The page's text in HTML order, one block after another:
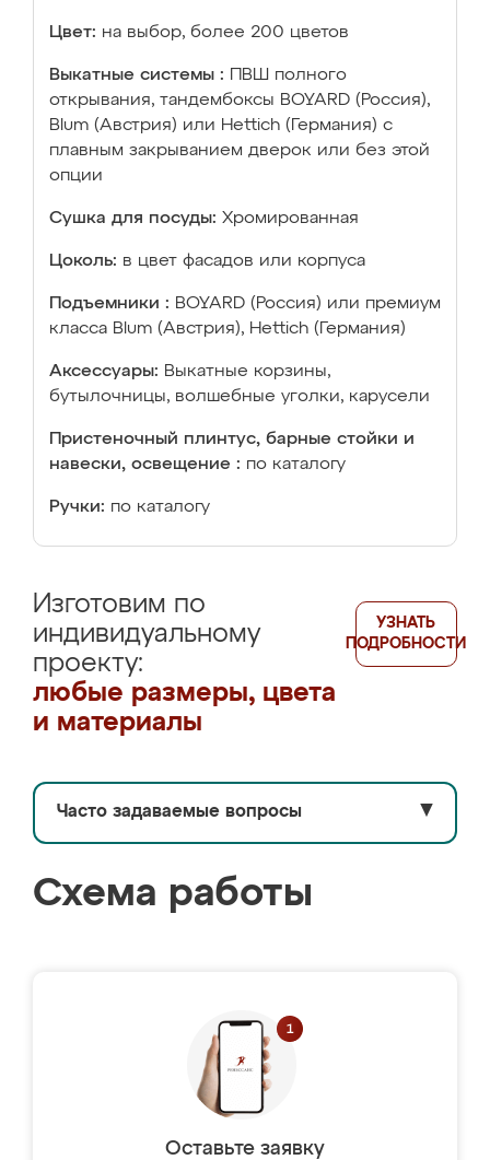
Цвет: на выбор, более 200 цветов
Выкатные системы :
ПВШ полного
открывания, тандембоксы BOYARD (Россия),
Blum (Австрия) или Hettich (Германия) с
плавным закрыванием дверок или без этой
опции
Сушка для посуды: Хромированная
Цоколь: в цвет фасадов или корпуса
Подъемники : BOYARD (Россия) или премиум
класса Blum (Австрия), Hettich (Германия)
Аксессуары: Выкатные корзины,
бутылочницы, волшебные уголки, карусели
Пристеночный плинтус, барные стойки и
навески, освещение : по каталогу
Ручки: по каталогу
Изготовим по
индивидуальному
проекту:
любые размеры, цвета
и материалы
УЗНАТЬ
ПОДРОБНОСТИ
Часто задаваемые вопросы ▼
Схема работы
Оставьте заявку